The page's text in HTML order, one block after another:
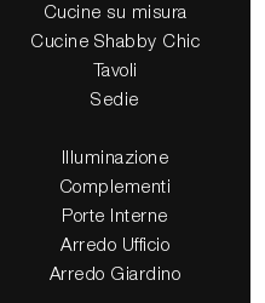
Cucine su misura
Cucine Shabby Chic
Tavoli
Sedie
Illuminazione
Complementi
Porte Interne
Arredo Ufficio
Arredo Giardino